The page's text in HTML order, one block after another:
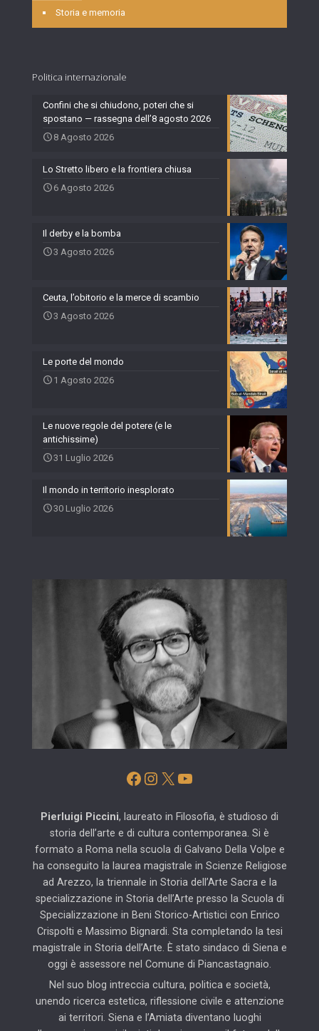
Storia e memoria
Politica internazionale
Confini che si chiudono, poteri che si
spostano — rassegna dell’8 agosto 2026
8 Agosto 2026
Lo Stretto libero e la frontiera chiusa
6 Agosto 2026
Il derby e la bomba
3 Agosto 2026
Ceuta, l’obitorio e la merce di scambio
3 Agosto 2026
Le porte del mondo
1 Agosto 2026
Le nuove regole del potere (e le
antichissime)
31 Luglio 2026
Il mondo in territorio inesplorato
30 Luglio 2026
Facebook
Instagram
X YouTube
Pierluigi Piccini, laureato in Filosofia, è studioso di
storia dell’arte e di cultura contemporanea. Si è
formato a Roma nella scuola di Galvano Della Volpe e
ha conseguito la laurea magistrale in Scienze Religiose
ad Arezzo, la triennale in Storia dell’Arte Sacra e la
specializzazione in Storia dell’Arte presso la Scuola di
Specializzazione in Beni Storico-Artistici con Enrico
Crispolti e Massimo Bignardi. Sta completando la tesi
magistrale in Storia dell’Arte. È stato sindaco di Siena e
oggi è assessore nel Comune di Piancastagnaio.
Nel suo blog intreccia cultura, politica e società,
unendo ricerca estetica, riflessione civile e attenzione
ai territori. Siena e l’Amiata diventano luoghi